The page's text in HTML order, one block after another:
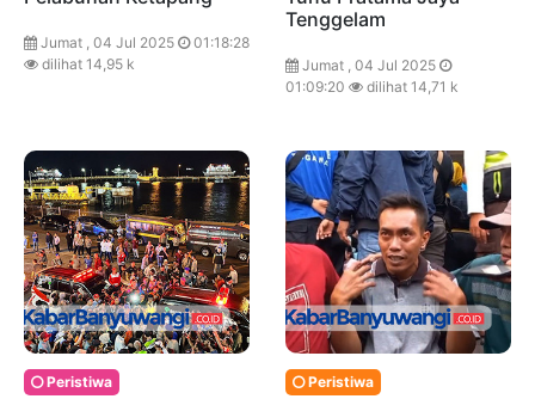
Jumat , 04 Jul 2025
01:18:28
dilihat 14,95 k
Tenggelam
Jumat , 04 Jul 2025
01:09:20
dilihat 14,71 k
Peristiwa Peristiwa